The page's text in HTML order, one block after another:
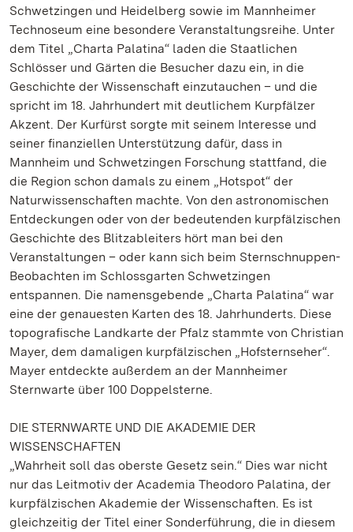
Schwetzingen und Heidelberg sowie im Mannheimer
Technoseum eine besondere Veranstaltungsreihe. Unter
dem Titel „Charta Palatina“ laden die Staatlichen
Schlösser und Gärten die Besucher dazu ein, in die
Geschichte der Wissenschaft einzutauchen – und die
spricht im 18. Jahrhundert mit deutlichem Kurpfälzer
Akzent. Der Kurfürst sorgte mit seinem Interesse und
seiner finanziellen Unterstützung dafür, dass in
Mannheim und Schwetzingen Forschung stattfand, die
die Region schon damals zu einem „Hotspot“ der
Naturwissenschaften machte. Von den astronomischen
Entdeckungen oder von der bedeutenden kurpfälzischen
Geschichte des Blitzableiters hört man bei den
Veranstaltungen – oder kann sich beim Sternschnuppen-
Beobachten im Schlossgarten Schwetzingen
entspannen. Die namensgebende „Charta Palatina“ war
eine der genauesten Karten des 18. Jahrhunderts. Diese
topografische Landkarte der Pfalz stammte von Christian
Mayer, dem damaligen kurpfälzischen „Hofsternseher“.
Mayer entdeckte außerdem an der Mannheimer
Sternwarte über 100 Doppelsterne.
DIE STERNWARTE UND DIE AKADEMIE DER
WISSENSCHAFTEN
„Wahrheit soll das oberste Gesetz sein.“ Dies war nicht
nur das Leitmotiv der Academia Theodoro Palatina, der
kurpfälzischen Akademie der Wissenschaften. Es ist
gleichzeitig der Titel einer Sonderführung, die in diesem